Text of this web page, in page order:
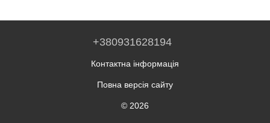
+380931628194
Контактна інформація
Повна версія сайту
© 2026